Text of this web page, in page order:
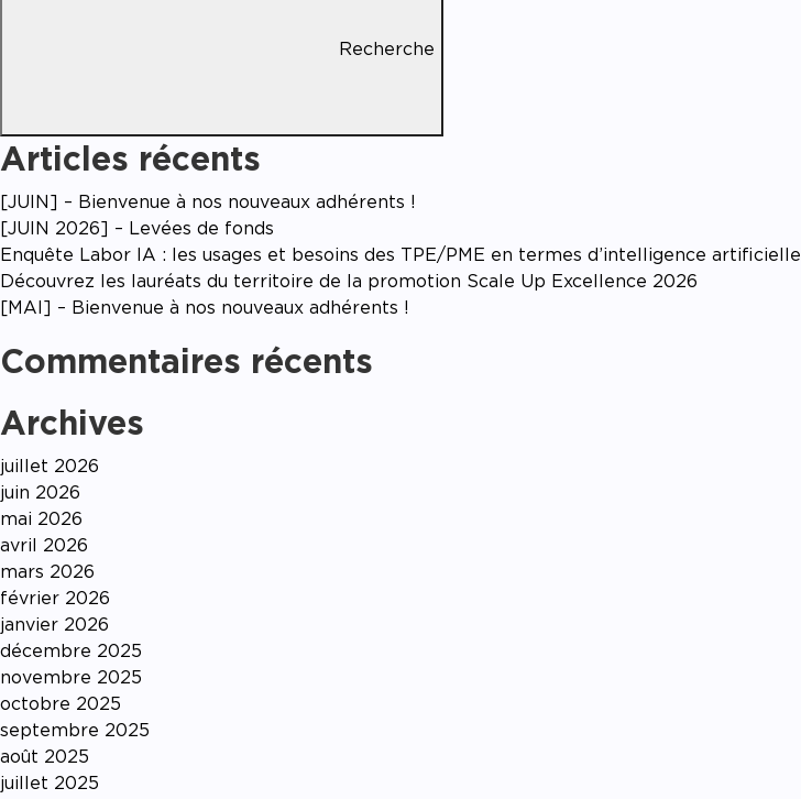
Recherche
Articles récents
[JUIN] – Bienvenue à nos nouveaux adhérents !
[JUIN 2026] – Levées de fonds
Enquête Labor IA : les usages et besoins des TPE/PME en termes d’intelligence artificielle
Découvrez les lauréats du territoire de la promotion Scale Up Excellence 2026
[MAI] – Bienvenue à nos nouveaux adhérents !
Commentaires récents
Archives
juillet 2026
juin 2026
mai 2026
avril 2026
mars 2026
février 2026
janvier 2026
décembre 2025
novembre 2025
octobre 2025
septembre 2025
août 2025
juillet 2025